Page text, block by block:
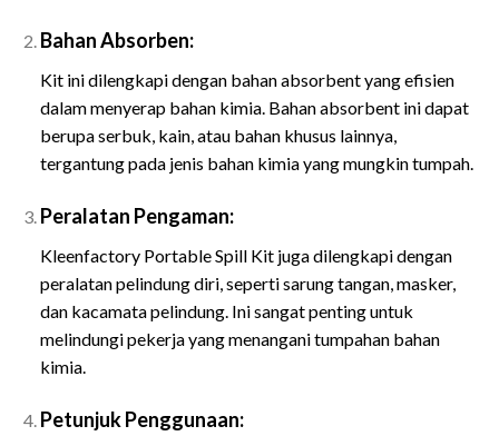
Bahan Absorben:
Kit ini dilengkapi dengan bahan absorbent yang efisien
dalam menyerap bahan kimia. Bahan absorbent ini dapat
berupa serbuk, kain, atau bahan khusus lainnya,
tergantung pada jenis bahan kimia yang mungkin tumpah.
Peralatan Pengaman:
Kleenfactory Portable Spill Kit juga dilengkapi dengan
peralatan pelindung diri, seperti sarung tangan, masker,
dan kacamata pelindung. Ini sangat penting untuk
melindungi pekerja yang menangani tumpahan bahan
kimia.
Petunjuk Penggunaan: